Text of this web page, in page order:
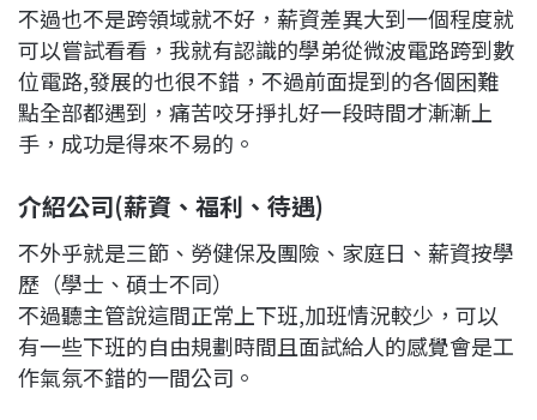
不過也不是跨領域就不好，薪資差異大到一個程度就
可以嘗試看看，我就有認識的學弟從微波電路跨到數
位電路,發展的也很不錯，不過前面提到的各個困難
點全部都遇到，痛苦咬牙掙扎好一段時間才漸漸上
手，成功是得來不易的。
介紹公司(薪資、福利、待遇)
不外乎就是三節、勞健保及團險、家庭日、薪資按學
歷（學士、碩士不同）
不過聽主管說這間正常上下班,加班情況較少，可以
有一些下班的自由規劃時間且面試給人的感覺會是工
作氣氛不錯的一間公司。